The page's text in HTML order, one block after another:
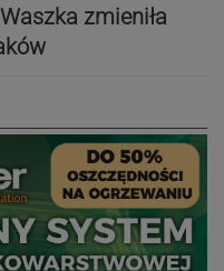
zmieniła